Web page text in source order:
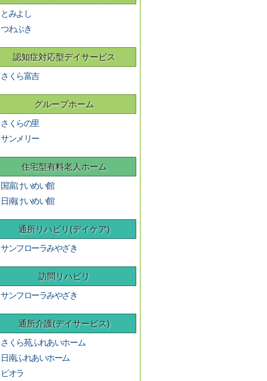
とみよし
つわぶき
認知症対応型デイサービス
さくら富吉
グループホーム
さくらの里
サンメリー
住宅型有料老人ホーム
国富けいめい館
日南けいめい館
通所リハビリ(デイケア)
サンフローラみやざき
訪問リハビリ
サンフローラみやざき
通所介護(デイサービス)
さくら苑ふれあいホーム
日南ふれあいホーム
ビオラ